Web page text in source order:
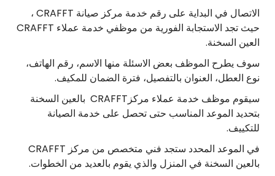
الاتصال في البداية على رقم خدمة مركز صيانة CRAFFT ،
حيث تجد الاستجابة الفورية من موظفي خدمة عملاء CRAFFT
العين السخنة.
سوف يطرح الموظف بعض الاسئلة منها الاسم، رقم الهاتف،
نوع العطل، العنوان بالتفصيل، فترة الضمان للمكيف.
سيقوم موظف خدمة عملاء مركزCRAFFT بالعين السخنة
بتحديد الموعد المناسب حتى تحصل على خدمة الصيانة
للتكييف.
بالعين السخنة في المنزل والذي يقوم بالعديد من الخطوات.